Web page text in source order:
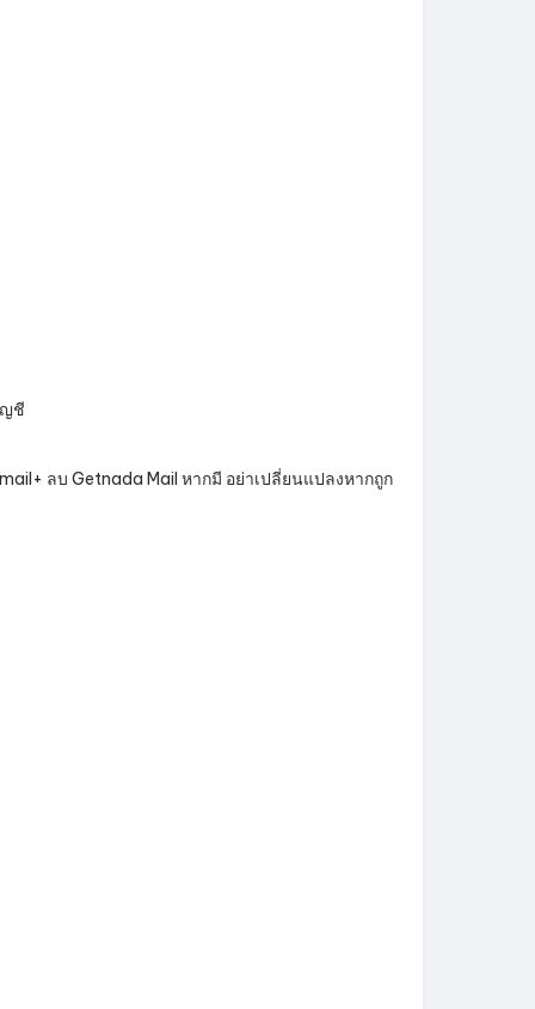
ชี
ลบ Getnada Mail หากมี อย่าเปลี่ยนแปลงหากถูก